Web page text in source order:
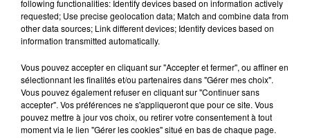
RETROUVEZ TOUTE L'ACTU DE LA RÉGION ET
RECEVEZ LES ALERTES INFOS DE LA RÉDACTION
EN TÉLÉCHARGEANT L'APPLICATION MOBILE
RCA
following functionalities: Identify devices based on information actively
requested; Use precise geolocation data; Match and combine data from
other data sources; Link different devices; Identify devices based on
information transmitted automatically.
Vous pouvez accepter en cliquant sur "Accepter et fermer", ou affiner en
sélectionnant les finalités et/ou partenaires dans "Gérer mes choix".
Vous pouvez également refuser en cliquant sur "Continuer sans
accepter". Vos préférences ne s'appliqueront que pour ce site. Vous
pouvez mettre à jour vos choix, ou retirer votre consentement à tout
moment via le lien "Gérer les cookies" situé en bas de chaque page.